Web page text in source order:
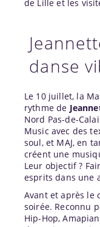
de Lille et les
danse
Le 10 juillet, la
rythme de
Nord Pas-de-
Music avec des
soul, et MAJ, en
créent une
Leur objectif ?
esprits dans une
Avant et après le
soirée. Reconnu
Hip-Hop,